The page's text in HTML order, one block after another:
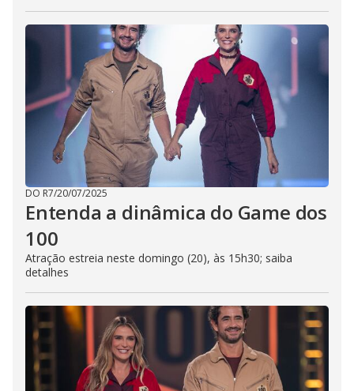
DO R7/20/07/2025
Entenda a dinâmica do Game dos
100
Atração estreia neste domingo (20), às 15h30; saiba
detalhes